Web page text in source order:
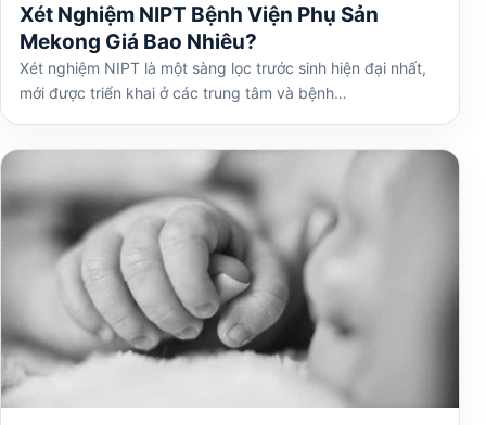
Xét Nghiệm NIPT Bệnh Viện Phụ Sản
Mekong Giá Bao Nhiêu?
Xét nghiệm NIPT là một sàng lọc trước sinh hiện đại nhất,
mới được triển khai ở các trung tâm và bệnh…